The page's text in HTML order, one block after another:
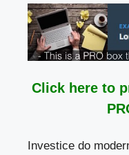
Click here to
Investice do